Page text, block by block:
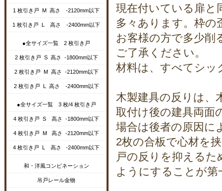
1 枚引き戸 M 高さ -2120mm以下
1 枚引き戸 L 高さ -2400mm以下
●全サイズ一覧 2 枚引き戸
2 枚引き戸 S 高さ -1800mm以下
2 枚引き戸 M 高さ -2120mm以下
2 枚引き戸 L 高さ -2400mm以下
●全サイズ一覧 3 枚/4 枚引き戸
4 枚引き戸 S 高さ -1800mm以下
4 枚引き戸 M 高さ -2120mm以下
4 枚引き戸 L 高さ -2400mm以下
和・洋風コンビネーション
吊戸レール金物
現在付いている扉と
多々あります。枠の
お客様の方で多少削
ご了承ください。
材料は、すべてシ
木製建具の反りは、
取付け後の建具両面
場合は後者の原因に
2枚の合板で心材を
戸の反りを抑える
ようにすることが